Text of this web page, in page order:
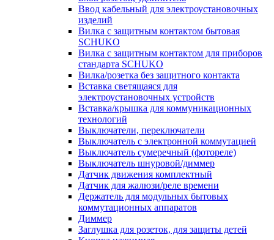
Ввод кабельный для электроустановочных
изделий
Вилка с защитным контактом бытовая
SCHUKO
Вилка с защитным контактом для приборов
стандарта SCHUKO
Вилка/розетка без защитного контакта
Вставка светящаяся для
электроустановочных устройств
Вставка/крышка для коммуникационных
технологий
Выключатели, переключатели
Выключатель с электронной коммутацией
Выключатель сумеречный (фотореле)
Выключатель шнуровой/диммер
Датчик движения комплектный
Датчик для жалюзи/реле времени
Держатель для модульных бытовых
коммутационных аппаратов
Диммер
Заглушка для розеток, для защиты детей